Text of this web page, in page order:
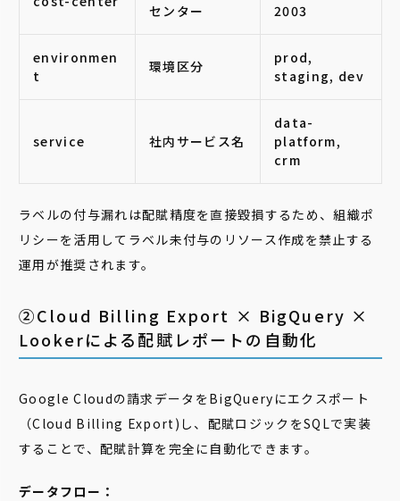
センター
2003
environmen
t
環境区分
prod,
staging, dev
service 社内サービス名
data-
platform,
crm
ラベルの付与漏れは配賦精度を直接毀損するため、組織ポ
リシーを活用してラベル未付与のリソース作成を禁止する
運用が推奨されます。
②Cloud Billing Export × BigQuery ×
Lookerによる配賦レポートの自動化
Google Cloudの請求データをBigQueryにエクスポート
（Cloud Billing Export)し、配賦ロジックをSQLで実装
することで、配賦計算を完全に自動化できます。
データフロー：